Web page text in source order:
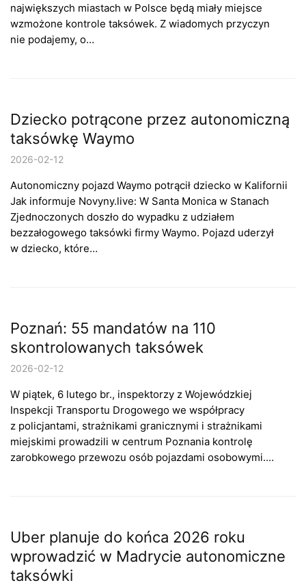
największych miastach w Polsce będą miały miejsce
wzmożone kontrole taksówek. Z wiadomych przyczyn
nie podajemy, o…
Dziecko potrącone przez autonomiczną
taksówkę Waymo
2026-02-12
Autonomiczny pojazd Waymo potrącił dziecko w Kalifornii
Jak informuje Novyny.live: W Santa Monica w Stanach
Zjednoczonych doszło do wypadku z udziałem
bezzałogowego taksówki firmy Waymo. Pojazd uderzył
w dziecko, które…
Poznań: 55 mandatów na 110
skontrolowanych taksówek
2026-02-12
W piątek, 6 lutego br., inspektorzy z Wojewódzkiej
Inspekcji Transportu Drogowego we współpracy
z policjantami, strażnikami granicznymi i strażnikami
miejskimi prowadzili w centrum Poznania kontrolę
zarobkowego przewozu osób pojazdami osobowymi.…
Uber planuje do końca 2026 roku
wprowadzić w Madrycie autonomiczne
taksówki